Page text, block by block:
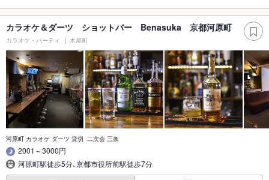
カラオケ＆ダーツ ショットバー Benasuka 京都河原町
カラオケ・パーティ 木屋町
河原町 カラオケ ダーツ 貸切 二次会 三条
2001～3000円
河原町駅徒歩5分､京都市役所前駅徒歩7分